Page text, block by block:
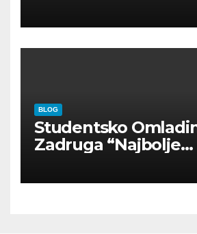
BLOG
Studentsko
Zadruga “Najbolje